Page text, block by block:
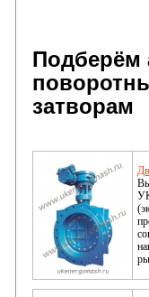
Подберём
затворам